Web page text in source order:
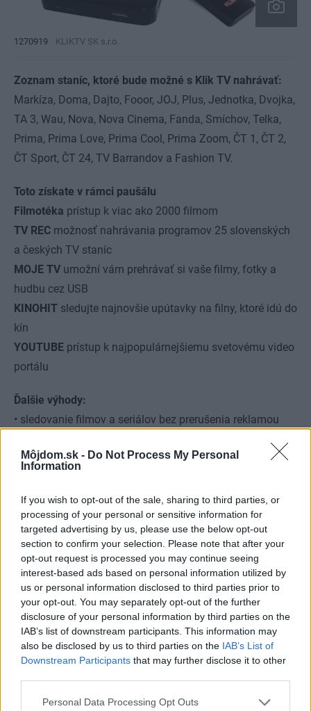
Môjdom.sk - Do Not Process My Personal
Information
If you wish to opt-out of the sale, sharing to third parties, or
processing of your personal or sensitive information for
targeted advertising by us, please use the below opt-out
section to confirm your selection. Please note that after your
opt-out request is processed you may continue seeing
interest-based ads based on personal information utilized by
us or personal information disclosed to third parties prior to
your opt-out. You may separately opt-out of the further
disclosure of your personal information by third parties on the
IAB’s list of downstream participants. This information may
also be disclosed by us to third parties on the IAB’s List of
Downstream Participants that may further disclose it to other
Please note that this website/app uses one or more Google
Personal Data Processing Opt Outs
1270919 KLIKTV SK s.r.o.
Zoznam staníc, ktoré bude možné s Klik TV nahrávať:
Markíza, Doma, Dajto, Fooor, JOJ, Plus, Jednotka, Dvojka,
TA 3, Wau, Nova, Nova Cinema, Fanda, Smíchov, Telka,
Prima, Prima Love, Prima Cool, Prima Zoom, ČT 1, ČT 2,
ČT Sport, ČT 24, TV Barrandov a Fashion TV.
Toto získate v rámci paušálu
Filmotéka prístup k viac ako 2000 filmom
TV REC možnosť nahrávania programov 25 slovenských
a českých TV staníc
MOJE TV umožní vám prehrávať si vaše filmy, fotky a
hudbu cez USB
KINOHIT sledujte najnovšie upútavky na filny, ktoré idú do
kín
YOUTUBE prístup k najpopulárnejšiemu svetovému video
portálu
Ďalšie výhody:
• sledovanie filmov a seriálov bez prerušenia reklamou
• podpora FullHD
Kategória: Domáce spotrebiče
Zdieľať článok